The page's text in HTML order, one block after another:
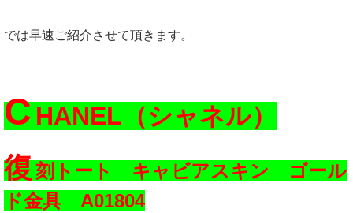
では早速ご紹介させて頂きます。
CHANEL（シャネル）
復刻トート キャビアスキン ゴール
ド金具 A01804